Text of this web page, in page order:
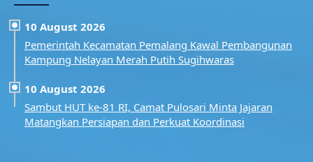
10 August 2026
Pemerintah Kecamatan Pemalang Kawal Pembangunan
Kampung Nelayan Merah Putih Sugihwaras
10 August 2026
Sambut HUT ke-81 RI, Camat Pulosari Minta Jajaran
Matangkan Persiapan dan Perkuat Koordinasi